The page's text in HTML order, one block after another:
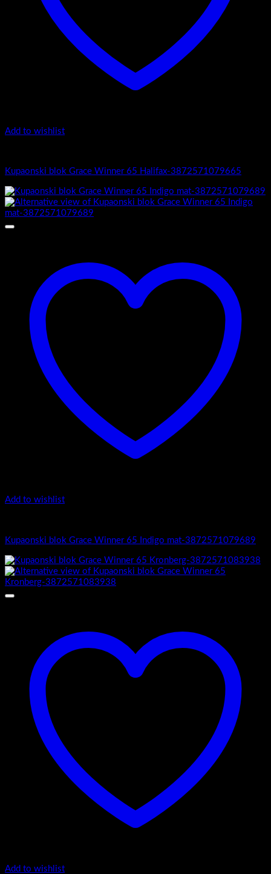
Add to wishlist
Kupaonski blok Grace Winner 65 Halifax-3872571079665
Add to wishlist
Kupaonski blok Grace Winner 65 Indigo mat-3872571079689
Add to wishlist